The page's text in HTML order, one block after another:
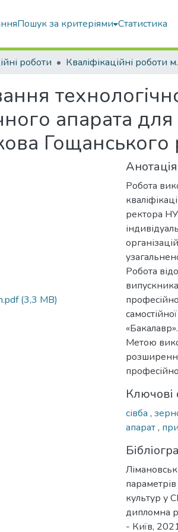
Пошук за критеріями Статистика
роботи
апарата
(3,3 MB)
Анотація
Робота
ректора
Робота
«Бакалавр».
Метою
Ключові
сівба ,
апарат,
культур у
дипломна
- Київ,